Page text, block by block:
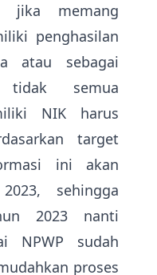
jika memang
penghasilan
atau sebagai
tidak semua
NIK harus
target
ini akan
sehingga
2023 nanti
NPWP sudah
proses